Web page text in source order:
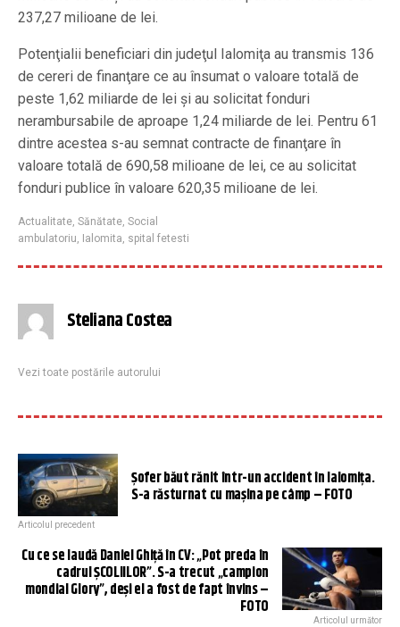
237,27 milioane de lei.
Potenţialii beneficiari din judeţul Ialomiţa au transmis 136
de cereri de finanţare ce au însumat o valoare totală de
peste 1,62 miliarde de lei şi au solicitat fonduri
nerambursabile de aproape 1,24 miliarde de lei. Pentru 61
dintre acestea s-au semnat contracte de finanţare în
valoare totală de 690,58 milioane de lei, ce au solicitat
fonduri publice în valoare 620,35 milioane de lei.
Actualitate, Sănătate, Social
ambulatoriu, Ialomita, spital fetesti
Steliana Costea
Vezi toate postările autorului
Şofer băut rănit într-un accident în Ialomița.
S-a răsturnat cu maşina pe câmp – FOTO
Articolul precedent
Cu ce se laudă Daniel Ghiță în CV: „Pot preda în
cadrul ȘCOLIILOR”. S-a trecut „campion
mondial Glory”, deși el a fost de fapt învins –
FOTO
Articolul următor